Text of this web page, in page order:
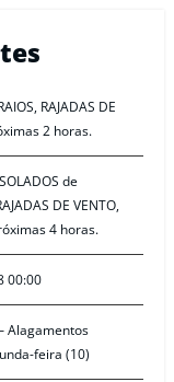
RAJADAS DE
2 horas.
de
DE VENTO,
4 horas.
00:00
Alagamentos
feira (10)